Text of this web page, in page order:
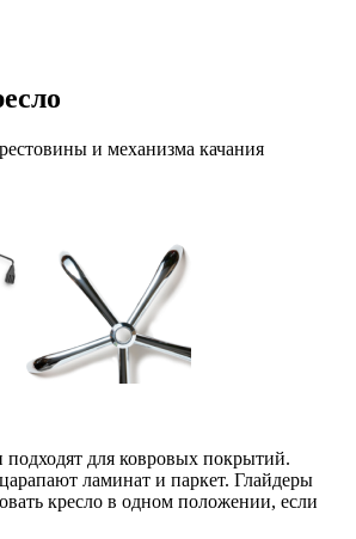
и механизма качания
для ковровых покрытий.
ламинат и паркет. Глайдеры
кресло в одном положении, если